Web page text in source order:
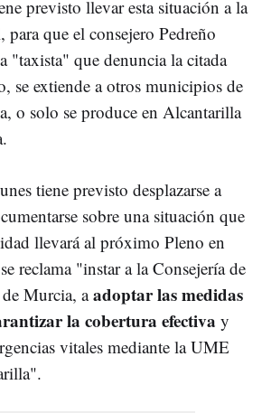
previsto llevar esta situación a la
que el consejero Pedreño
"taxista" que denuncia la citada
se extiende a otros municipios de
o solo se produce en Alcantarilla
tiene previsto desplazarse a
sobre una situación que
llevará al próximo Pleno en
reclama "instar a la Consejería de
Murcia, aadoptar las medidas
la cobertura efectiva y
vitales mediante la UME